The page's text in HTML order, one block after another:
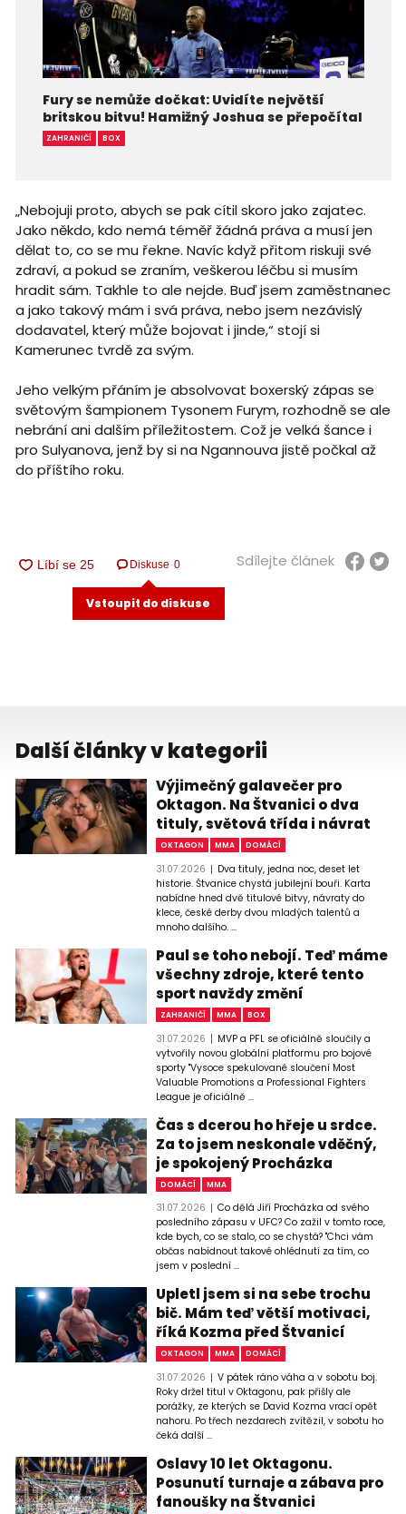
Fury se nemůže dočkat: Uvidíte největší
britskou bitvu! Hamižný Joshua se přepočítal
ZAHRANIČÍ BOX
„Nebojuji proto, abych se pak cítil skoro jako zajatec.
Jako někdo, kdo nemá téměř žádná práva a musí jen
dělat to, co se mu řekne. Navíc když přitom riskuji své
zdraví, a pokud se zraním, veškerou léčbu si musím
hradit sám. Takhle to ale nejde. Buď jsem zaměstnanec
a jako takový mám i svá práva, nebo jsem nezávislý
dodavatel, který může bojovat i jinde,“ stojí si
Kamerunec tvrdě za svým.
Jeho velkým přáním je absolvovat boxerský zápas se
světovým šampionem Tysonem Furym, rozhodně se ale
nebrání ani dalším příležitostem. Což je velká šance i
pro Sulyanova, jenž by si na Ngannouva jistě počkal až
do příštího roku.
Diskuse 0
Vstoupit do diskuse
Sdílejte článek
Další články v kategorii
Výjimečný galavečer pro
Oktagon. Na Štvanici o dva
tituly, světová třída i návrat
OKTAGON MMA DOMÁCÍ
31.07.2026
Dva tituly, jedna noc, deset let
historie. Štvanice chystá jubilejní bouři. Karta
nabídne hned dvě titulové bitvy, návraty do
klece, české derby dvou mladých talentů a
mnoho dalšího. ...
Paul se toho nebojí. Teď máme
všechny zdroje, které tento
sport navždy změní
ZAHRANIČÍ MMA BOX
31.07.2026
MVP a PFL se oficiálně sloučily a
vytvořily novou globální platformu pro bojové
sporty "Vysoce spekulované sloučení Most
Valuable Promotions a Professional Fighters
League je oficiálně ...
Čas s dcerou ho hřeje u srdce.
Za to jsem neskonale vděčný,
je spokojený Procházka
DOMÁCÍ MMA
31.07.2026
Co dělá Jiří Procházka od svého
posledního zápasu v UFC? Co zažil v tomto roce,
kde bych, co se stalo, co se chystá? "Chci vám
občas nabídnout takové ohlédnutí za tím, co
jsem v poslední ...
Upletl jsem si na sebe trochu
bič. Mám teď větší motivaci,
říká Kozma před Štvanicí
OKTAGON MMA DOMÁCÍ
31.07.2026
V pátek ráno váha a v sobotu boj.
Roky držel titul v Oktagonu, pak přišly ale
porážky, ze kterých se David Kozma vrací opět
nahoru. Po třech nezdarech zvítězil, v sobotu ho
čeká další ...
Oslavy 10 let Oktagonu.
Posunutí turnaje a zábava pro
fanoušky na Štvanici